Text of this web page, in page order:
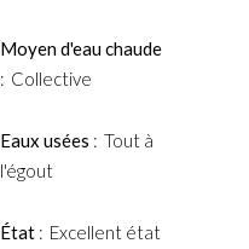
Moyen d'eau chaude
Collective
Eaux usées
Tout à
l'égout
État Excellent état